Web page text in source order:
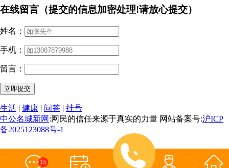
15
在线留言（提交的信息加密处理!请放心提交）
姓名：
手机：
留言：
生活 | 健康 | 问答 | 挂号
中公名城新网 :网民的信任来源于真实的力量 网站备案号:沪ICP
备2025123088号-1